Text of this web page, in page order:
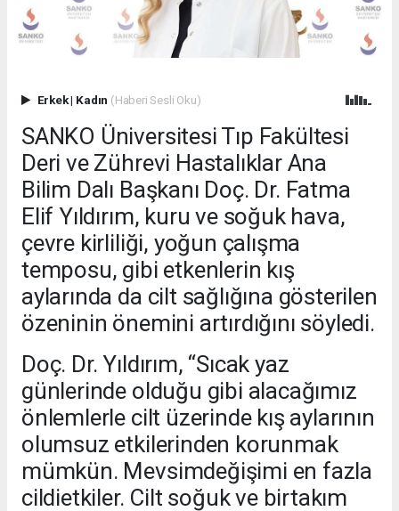
Erkek| Kadın (Haberi Sesli Oku)
SANKO Üniversitesi Tıp Fakültesi
Deri ve Zührevi Hastalıklar Ana
Bilim Dalı Başkanı Doç. Dr. Fatma
Elif Yıldırım, kuru ve soğuk hava,
çevre kirliliği, yoğun çalışma
temposu, gibi etkenlerin kış
aylarında da cilt sağlığına gösterilen
özeninin önemini artırdığını söyledi.
Doç. Dr. Yıldırım, “Sıcak yaz
günlerinde olduğu gibi alacağımız
önlemlerle cilt üzerinde kış aylarının
olumsuz etkilerinden korunmak
mümkün. Mevsimdeğişimi en fazla
cildietkiler. Cilt soğuk ve birtakım